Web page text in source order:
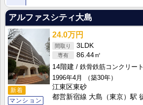
アルファスシティ大島
新着
マンション
24.0万円
3LDK
86.44㎡
14階建
鉄骨鉄筋コンクリート
1996年4月
（築30年）
江東区東砂
都営新宿線 大島（東京）駅